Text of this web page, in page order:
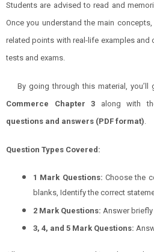
Students are advised to read and
Once you understand the main
related points with real-life examples and
tests and exams.
By going through this material,
Commerce Chapter 3 along with
questions and answers (PDF format).
Question Types Covered:
1 Mark Questions: Choose the
blanks, Identify the correct
2 Mark Questions: Answer briefly
3, 4, and 5 Mark Questions: